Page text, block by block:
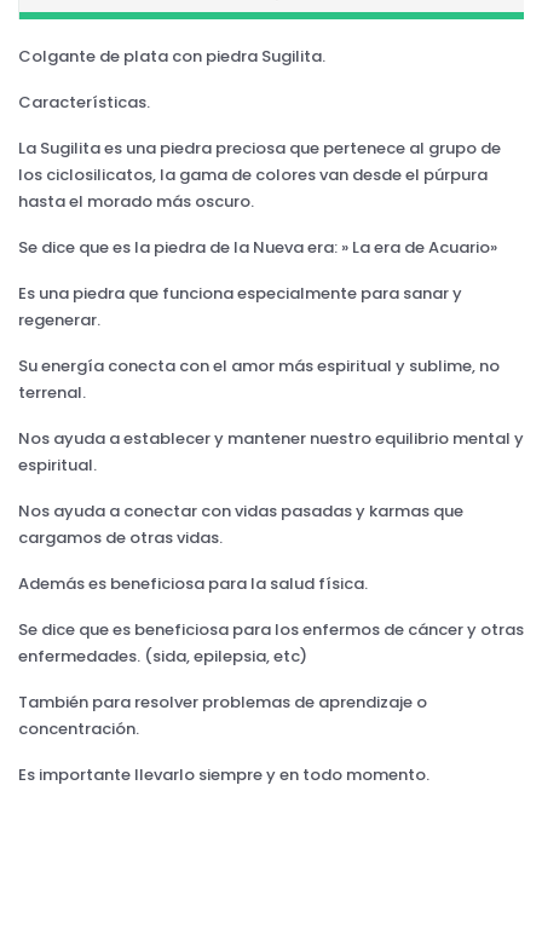
Colgante de plata con piedra Sugilita.
Características.
La Sugilita es una piedra preciosa que pertenece al grupo de
los ciclosilicatos, la gama de colores van desde el púrpura
hasta el morado más oscuro.
Se dice que es la piedra de la Nueva era: » La era de Acuario»
Es una piedra que funciona especialmente para sanar y
regenerar.
Su energía conecta con el amor más espiritual y sublime, no
terrenal.
Nos ayuda a establecer y mantener nuestro equilibrio mental y
espiritual.
Nos ayuda a conectar con vidas pasadas y karmas que
cargamos de otras vidas.
Además es beneficiosa para la salud física.
Se dice que es beneficiosa para los enfermos de cáncer y otras
enfermedades. (sida, epilepsia, etc)
También para resolver problemas de aprendizaje o
concentración.
Es importante llevarlo siempre y en todo momento.